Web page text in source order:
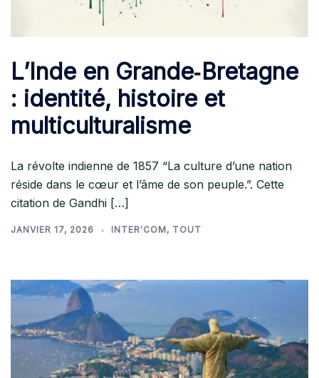
L’Inde en Grande‑Bretagne
: identité, histoire et
multiculturalisme
La révolte indienne de 1857 “La culture d’une nation
réside dans le cœur et l’âme de son peuple.”. Cette
citation de Gandhi […]
JANVIER 17, 2026 INTER'COM, TOUT